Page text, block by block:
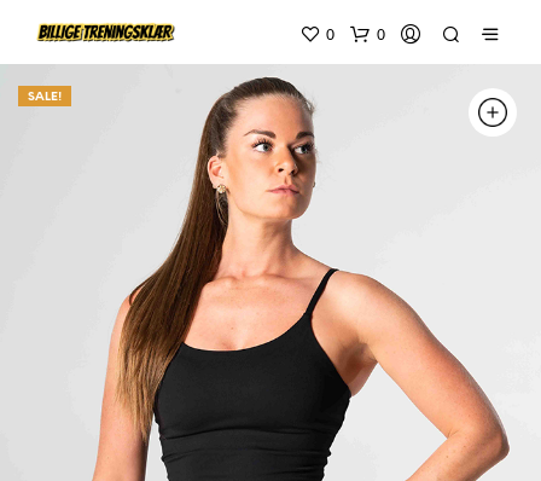
0 0
SALE!